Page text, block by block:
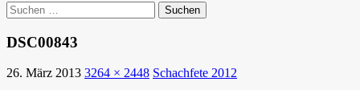
Suchen
nach:
DSC00843
26. März 2013 3264 × 2448 Schachfete 2012